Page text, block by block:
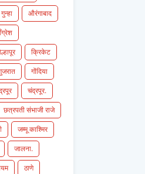
औरंगाबाद
क्रिकेट
गोंदिया
चंद्रपूर.
छत्रपती संभाजी राजे
जम्मू काश्मिर
जालना.
ठाणे